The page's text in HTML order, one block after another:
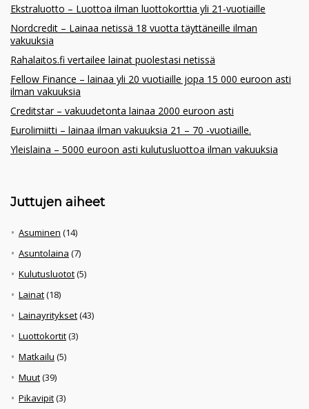
Ekstraluotto – Luottoa ilman luottokorttia yli 21-vuotiaille
Nordcredit – Lainaa netissä 18 vuotta täyttäneille ilman
vakuuksia
Rahalaitos.fi vertailee lainat puolestasi netissä
Fellow Finance – lainaa yli 20 vuotiaille jopa 15 000 euroon asti
ilman vakuuksia
Creditstar – vakuudetonta lainaa 2000 euroon asti
Eurolimiitti – lainaa ilman vakuuksia 21 – 70 -vuotiaille.
Yleislaina – 5000 euroon asti kulutusluottoa ilman vakuuksia
Juttujen aiheet
Asuminen (14)
Asuntolaina (7)
Kulutusluotot(5)
Lainat(18)
Lainayritykset(43)
Luottokortit(3)
Matkailu (5)
Muut(39)
Pikavipit(3)